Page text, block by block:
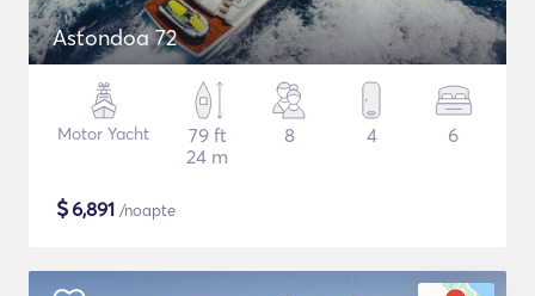
Astondoa 72
Motor Yacht
79 ft
24 m
8 4 6
$6,891 /noapte